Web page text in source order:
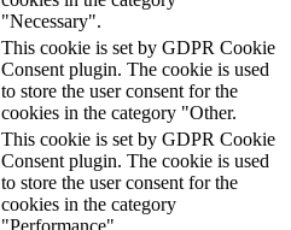
"Necessary".
This cookie is set by GDPR Cookie
Consent plugin. The cookie is used
to store the user consent for the
cookies in the category "Other.
This cookie is set by GDPR Cookie
Consent plugin. The cookie is used
to store the user consent for the
cookies in the category